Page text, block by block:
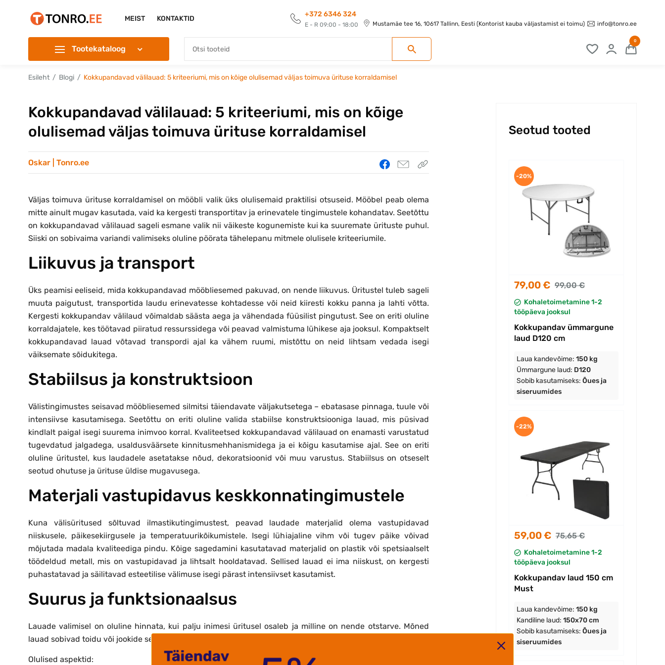
MEIST KONTAKTID
+372 6346 324
E - R 09:00 - 18:00 Mustamäe tee 16, 10617 Tallinn, Eesti (Kontorist kauba väljastamist ei toimu) info@tonro.ee
Tootekataloog
0
Esileht Blogi Kokkupandavad välilauad: 5 kriteeriumi, mis on kõige olulisemad väljas toimuva ürituse korraldamisel
Kokkupandavad välilauad: 5 kriteeriumi, mis on kõige
olulisemad väljas toimuva ürituse korraldamisel
Oskar | Tonro.ee
Väljas toimuva ürituse korraldamisel on mööbli valik üks olulisemaid praktilisi otsuseid. Mööbel peab olema
mitte ainult mugav kasutada, vaid ka kergesti transportitav ja erinevatele tingimustele kohandatav. Seetõttu
on kokkupandavad välilauad sageli esmane valik nii väikeste kogunemiste kui ka suuremate ürituste puhul.
Siiski on sobivaima variandi valimiseks oluline pöörata tähelepanu mitmele olulisele kriteeriumile.
Liikuvus ja transport
Üks peamisi eeliseid, mida kokkupandavad mööbliesemed pakuvad, on nende liikuvus. Üritustel tuleb sageli
muuta paigutust, transportida laudu erinevatesse kohtadesse või neid kiiresti kokku panna ja lahti võtta.
Kergesti kokkupandav välilaud võimaldab säästa aega ja vähendada füüsilist pingutust. See on eriti oluline
korraldajatele, kes töötavad piiratud ressurssidega või peavad valmistuma lühikese aja jooksul. Kompaktselt
kokkupandavad lauad võtavad transpordi ajal ka vähem ruumi, mistõttu on neid lihtsam vedada isegi
väiksemate sõidukitega.
Stabiilsus ja konstruktsioon
Välistingimustes seisavad mööbliesemed silmitsi täiendavate väljakutsetega – ebatasase pinnaga, tuule või
intensiivse kasutamisega. Seetõttu on eriti oluline valida stabiilse konstruktsiooniga lauad, mis püsivad
kindlalt paigal isegi suurema inimvoo korral. Kvaliteetsed kokkupandavad välilauad on enamasti varustatud
tugevdatud jalgadega, usaldusväärsete kinnitusmehhanismidega ja ei kõigu kasutamise ajal. See on eriti
oluline üritustel, kus laudadele asetatakse nõud, dekoratsioonid või muu varustus. Stabiilsus on otseselt
seotud ohutuse ja ürituse üldise mugavusega.
Materjali vastupidavus keskkonnatingimustele
Kuna välisüritused sõltuvad ilmastikutingimustest, peavad laudade materjalid olema vastupidavad
niiskusele, päikesekiirgusele ja temperatuurikõikumistele. Isegi lühiajaline vihm või tugev päike võivad
mõjutada madala kvaliteediga pindu. Kõige sagedamini kasutatavad materjalid on plastik või spetsiaalselt
töödeldud metall, mis on vastupidavad ja lihtsalt hooldatavad. Sellised lauad ei ima niiskust, on kergesti
puhastatavad ja säilitavad esteetilise välimuse isegi pärast intensiivset kasutamist.
Suurus ja funktsionaalsus
Lauade valimisel on oluline hinnata, kui palju inimesi üritusel osaleb ja milline on nende otstarve. Mõned
lauad sobivad toidu või jookide serveerimiseks, teised aga istumiseks või registreerimiseks.
Olulised aspektid:
Seotud tooted
79,00 € 99,00 €
Kohaletoimetamine 1-2
tööpäeva jooksul
Kokkupandav ümmargune
laud D120 cm
Laua kandevõime: 150 kg
Ümmargune laud: D120
Sobib kasutamiseks: Õues ja
siseruumides
-20%
59,00 € 75,65 €
Kohaletoimetamine 1-2
tööpäeva jooksul
Kokkupandav laud 150 cm
Must
Laua kandevõime: 150 kg
Kandiline laud: 150x70 cm
Sobib kasutamiseks: Õues ja
siseruumides
-22%